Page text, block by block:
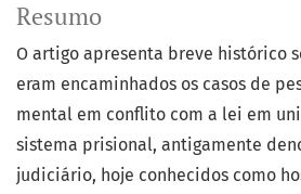
Resumo
O artigo apresenta breve histórico
eram encaminhados os casos de
mental em conflito com a lei em
sistema prisional, antigamente
judiciário, hoje conhecidos como